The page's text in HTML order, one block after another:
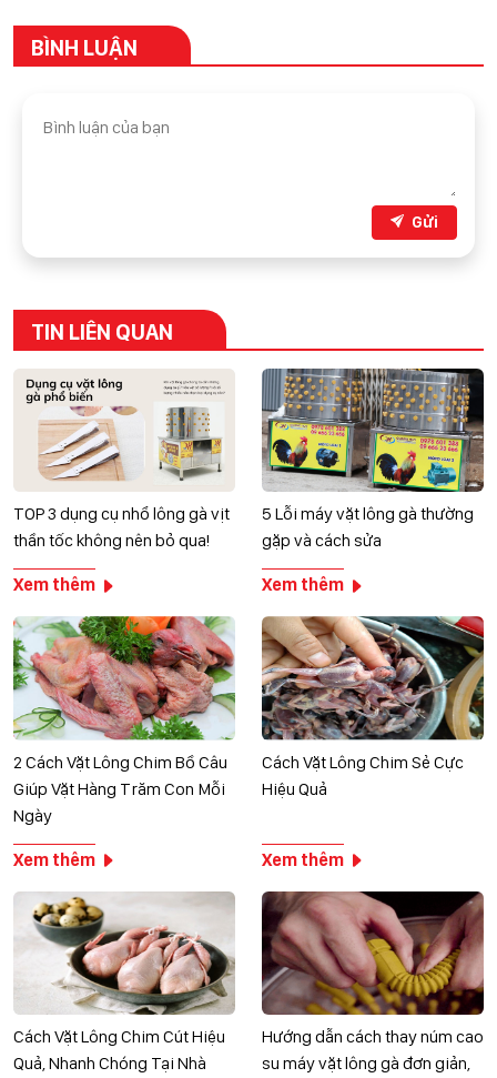
BÌNH LUẬN
Gửi
TIN LIÊN QUAN
TOP 3 dụng cụ nhổ lông gà vịt
thần tốc không nên bỏ qua!
Xem thêm
5 Lỗi máy vặt lông gà thường
gặp và cách sửa
Xem thêm
2 Cách Vặt Lông Chim Bồ Câu
Giúp Vặt Hàng Trăm Con Mỗi
Ngày
Xem thêm
Cách Vặt Lông Chim Sẻ Cực
Hiệu Quả
Xem thêm
Cách Vặt Lông Chim Cút Hiệu
Quả, Nhanh Chóng Tại Nhà
Hướng dẫn cách thay núm cao
su máy vặt lông gà đơn giản,